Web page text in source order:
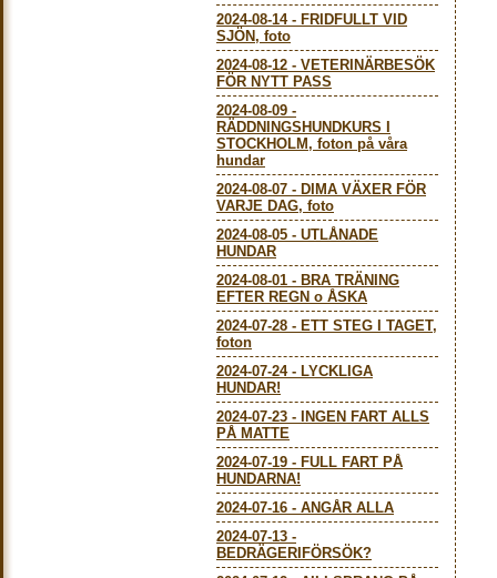
2024-08-14- FRIDFULLT VID
SJÖN, foto
2024-08-12 - VETERINÄRBESÖK
FÖR NYTT PASS
2024-08-09 -
RÄDDNINGSHUNDKURS I
STOCKHOLM, foton på våra
hundar
2024-08-07 - DIMA VÄXER FÖR
VARJE DAG, foto
2024-08-05 - UTLÅNADE
HUNDAR
2024-08-01 - BRA TRÄNING
EFTER REGN o ÅSKA
2024-07-28 - ETT STEG I TAGET,
foton
2024-07-24- LYCKLIGA
HUNDAR!
2024-07-23 -
INGEN FART ALLS
PÅ MATTE
2024-07-19 - FULL FART PÅ
HUNDARNA!
2024-07-16 - ANGÅR ALLA
2024-07-13 -
BEDRÄGERIFÖRSÖK?